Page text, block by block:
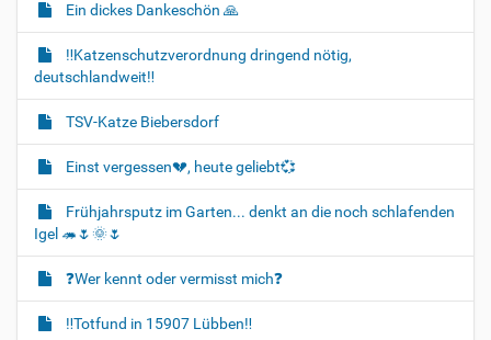
Ein dickes Dankeschön 🙏
‼️Katzenschutzverordnung dringend nötig,
deutschlandweit‼️
TSV-Katze Biebersdorf
Einst vergessen💔, heute geliebt💞
Frühjahrsputz im Garten... denkt an die noch schlafenden
Igel 🦔🌷🌞🌷
❓️Wer kennt oder vermisst mich❓️
‼️Totfund in 15907 Lübben‼️